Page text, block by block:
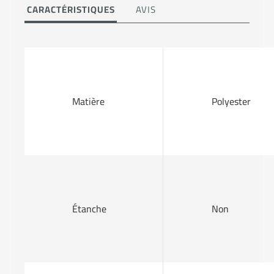
CARACTÉRISTIQUES AVIS
Matière Polyester
Étanche Non